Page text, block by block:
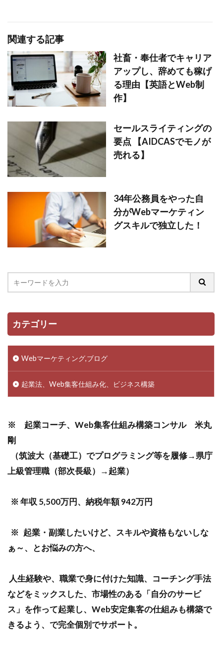
関連する記事
社畜・奉仕者でキャリア
アップし、辞めても稼げ
る理由【英語とWeb制
作】
セールスライティングの
要点 【AIDCASでモノが
売れる】
34年公務員をやった自
分がWebマーケティン
グスキルで独立した！
カテゴリー
Webマーケティング,ブログ
起業法、Web集客仕組み化、ビジネス構築
※ 起業コーチ、Web集客仕組み構築コンサル 米丸
剛
（筑波大（基礎工）でプログラミング等を履修→県庁
上級管理職（部次長級）→起業）
※ 年収 5,500万円、納税年額 942万円
※ 起業・副業したいけど、スキルや資格もないしな
ぁ～、とお悩みの方へ、
人生経験や、職業で身に付けた知識、コーチング手法
などをミックスした、市場性のある「自分のサービ
ス」を作って起業し、Web安定集客の仕組みも構築で
きるよう、で完全個別でサポート。